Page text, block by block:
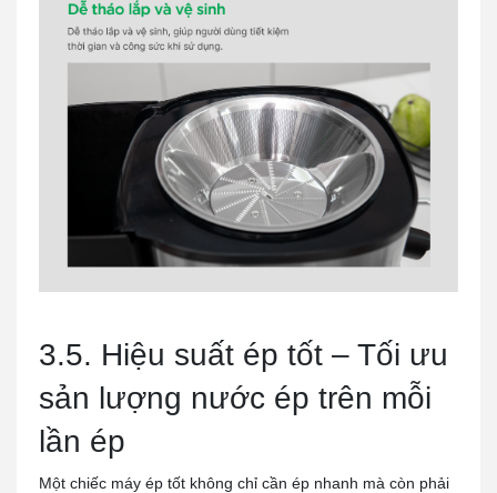
3.5. Hiệu suất ép tốt – Tối ưu
sản lượng nước ép trên mỗi
lần ép
Một chiếc máy ép tốt không chỉ cần ép nhanh mà còn phải